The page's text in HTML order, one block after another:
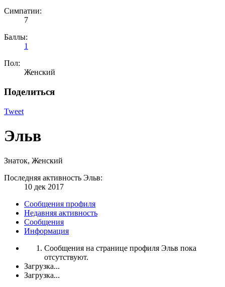
Симпатии:
7
Баллы:
1
Пол:
Женский
Поделиться
Tweet
Эльв
Знаток, Женский
Последняя активность Эльв:
10 дек 2017
Сообщения профиля
Недавняя активность
Сообщения
Информация
Сообщения на странице профиля Эльв пока
отсутствуют.
Загрузка...
Загрузка...